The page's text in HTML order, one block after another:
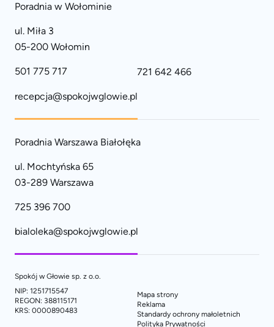
Poradnia w Wołominie
ul. Miła 3
05-200 Wołomin
501 775 717 721 642 466
recepcja@spokojwglowie.pl
Poradnia Warszawa Białołęka
ul. Mochtyńska 65
03-289 Warszawa
725 396 700
bialoleka@spokojwglowie.pl
Spokój w Głowie sp. z o.o.
NIP: 1251715547
REGON: 388115171
KRS: 0000890483
Mapa strony
Reklama
Standardy ochrony małoletnich
Polityka Prywatności